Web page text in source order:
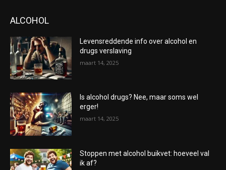
ALCOHOL
Levensreddende info over alcohol en
drugs verslaving
maart 14, 2025
Is alcohol drugs? Nee, maar soms wel
erger!
maart 14, 2025
Stoppen met alcohol buikvet: hoeveel val
ik af?